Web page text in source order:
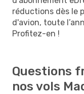
réductions dès le
d'avion, toute
Profitez-en !
Questions
nos vols